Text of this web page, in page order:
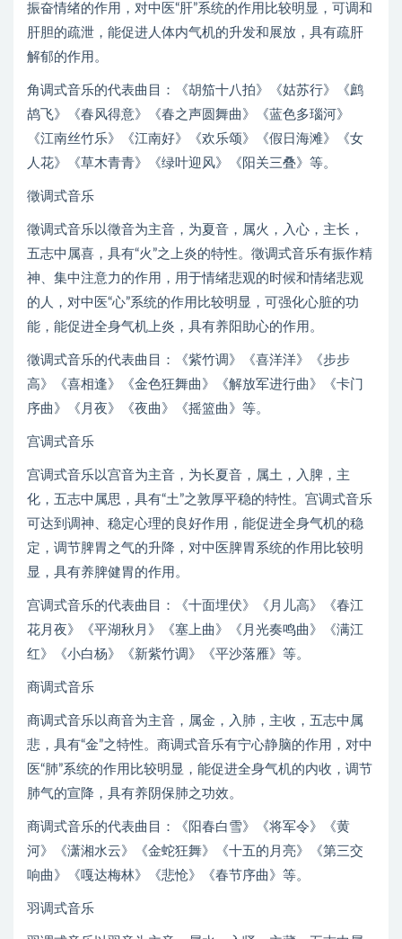
振奋情绪的作用，对中医“肝”系统的作用比较明显，可调和
肝胆的疏泄，能促进人体内气机的升发和展放，具有疏肝
解郁的作用。
角调式音乐的代表曲目：《胡笳十八拍》《姑苏行》《鹧
鸪飞》《春风得意》《春之声圆舞曲》《蓝色多瑙河》
《江南丝竹乐》《江南好》《欢乐颂》《假日海滩》《女
人花》《草木青青》《绿叶迎风》《阳关三叠》等。
徵调式音乐
徵调式音乐以徵音为主音，为夏音，属火，入心，主长，
五志中属喜，具有“火”之上炎的特性。徵调式音乐有振作精
神、集中注意力的作用，用于情绪悲观的时候和情绪悲观
的人，对中医“心”系统的作用比较明显，可强化心脏的功
能，能促进全身气机上炎，具有养阳助心的作用。
徵调式音乐的代表曲目：《紫竹调》《喜洋洋》《步步
高》《喜相逢》《金色狂舞曲》《解放军进行曲》《卡门
序曲》《月夜》《夜曲》《摇篮曲》等。
宫调式音乐
宫调式音乐以宫音为主音，为长夏音，属土，入脾，主
化，五志中属思，具有“土”之敦厚平稳的特性。宫调式音乐
可达到调神、稳定心理的良好作用，能促进全身气机的稳
定，调节脾胃之气的升降，对中医脾胃系统的作用比较明
显，具有养脾健胃的作用。
宫调式音乐的代表曲目：《十面埋伏》《月儿高》《春江
花月夜》《平湖秋月》《塞上曲》《月光奏鸣曲》《满江
红》《小白杨》《新紫竹调》《平沙落雁》等。
商调式音乐
商调式音乐以商音为主音，属金，入肺，主收，五志中属
悲，具有“金”之特性。商调式音乐有宁心静脑的作用，对中
医“肺”系统的作用比较明显，能促进全身气机的内收，调节
肺气的宣降，具有养阴保肺之功效。
商调式音乐的代表曲目：《阳春白雪》《将军令》《黄
河》《潇湘水云》《金蛇狂舞》《十五的月亮》《第三交
响曲》《嘎达梅林》《悲怆》《春节序曲》等。
羽调式音乐